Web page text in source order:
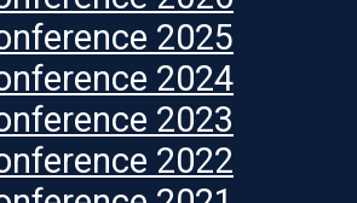
2025
2024
2023
2022